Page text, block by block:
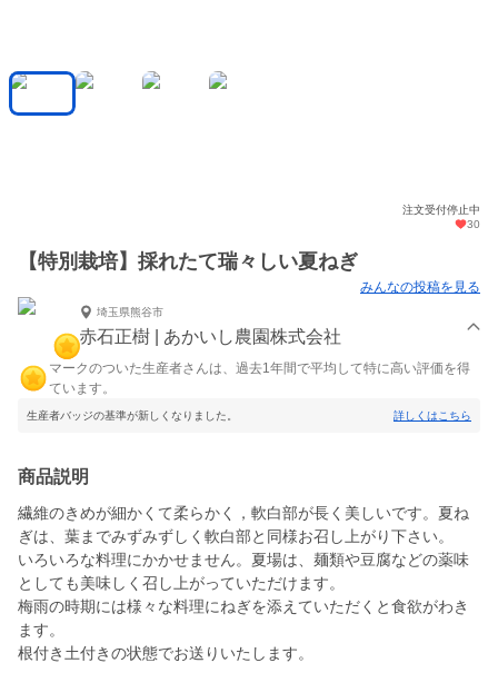
注文受付停止中
30
【特別栽培】採れたて瑞々しい夏ねぎ
みんなの投稿を見る
埼玉県熊谷市
赤石正樹 | あかいし農園株式会社
マークのついた生産者さんは、過去1年間で平均して特に高い評価を得
ています。
生産者バッジの基準が新しくなりました。 詳しくはこちら
商品説明
繊維のきめが細かくて柔らかく，軟白部が長く美しいです。夏ね
ぎは、葉までみずみずしく軟白部と同様お召し上がり下さい。
いろいろな料理にかかせません。夏場は、麺類や豆腐などの薬味
としても美味しく召し上がっていただけます。
梅雨の時期には様々な料理にねぎを添えていただくと食欲がわき
ます。
根付き土付きの状態でお送りいたします。